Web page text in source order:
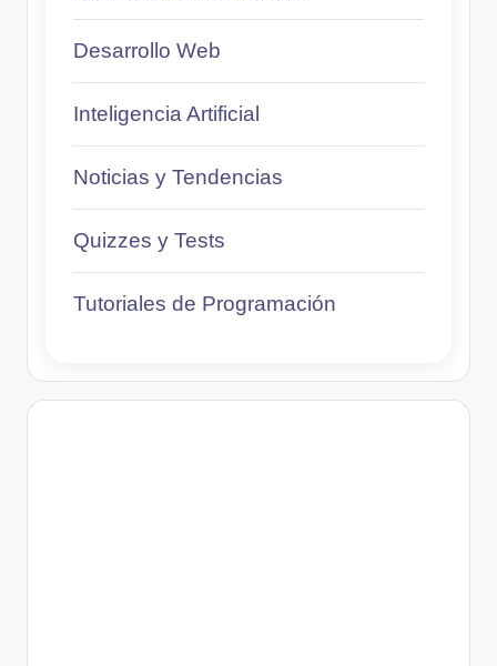
Desarrollo Web
Inteligencia Artificial
Noticias y Tendencias
Quizzes y Tests
Tutoriales de Programación